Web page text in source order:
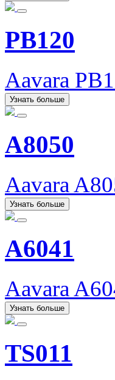
PB120
Aavara
Узнать больше
A8050
Aavara
Узнать больше
A6041
Aavara
Узнать больше
TS011